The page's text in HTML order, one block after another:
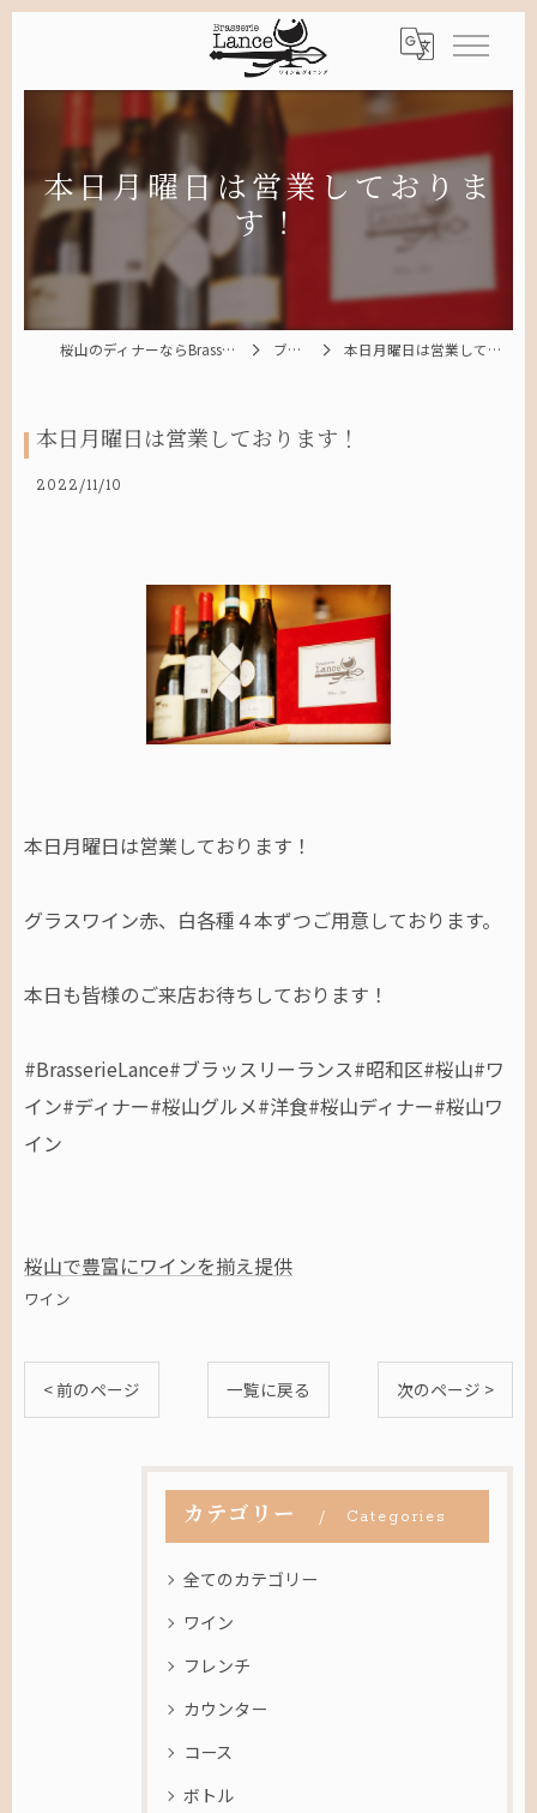
本日月曜日は営業しておりま
す！
桜山のディナーならBrasserie Lance ブログ 本日月曜日は営業しております！
本日月曜日は営業しております！
2022/11/10
本日月曜日は営業しております！
グラスワイン赤、白各種４本ずつご用意しております。
本日も皆様のご来店お待ちしております！
#BrasserieLance#ブラッスリーランス#昭和区#桜山#ワ
イン#ディナー#桜山グルメ#洋食#桜山ディナー#桜山ワ
イン
桜山で豊富にワインを揃え提供
ワイン
< 前のページ 一覧に戻る 次のページ >
カテゴリー Categories
全てのカテゴリー
ワイン
フレンチ
カウンター
コース
ボトル